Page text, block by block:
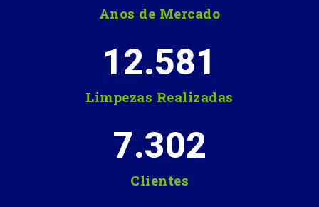
Anos de Mercado
Limpezas Realizadas
12.581
Clientes
7.302